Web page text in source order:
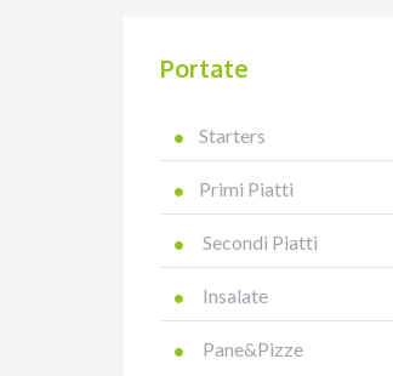
Portate
Starters
Primi Piatti
Secondi Piatti
Insalate
Pane&Pizze